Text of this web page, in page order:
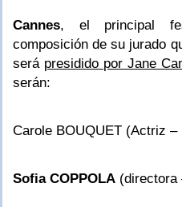
Cannes, el principal
composición de su jurado
será presidido por Jane
serán:
Carole BOUQUET (Actriz –
Sofia COPPOLA (directora